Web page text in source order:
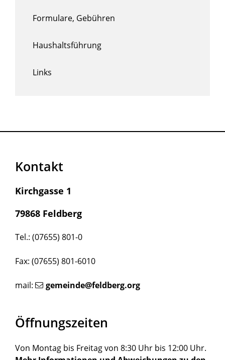
Formulare, Gebühren
Haushaltsführung
Links
Kontakt
Kirchgasse 1
79868 Feldberg
Tel.: (07655) 801-0
Fax: (07655) 801-6010
mail: gemeinde@feldberg.org
Öffnungszeiten
Von Montag bis Freitag von 8:30 Uhr bis 12:00 Uhr.